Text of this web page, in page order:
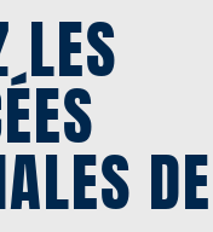
LES